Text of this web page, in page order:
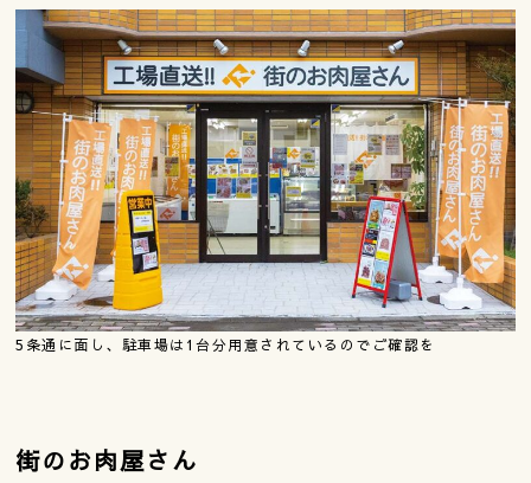
5条通に面し、駐車場は1台分用意されているのでご確認を
街のお肉屋さん